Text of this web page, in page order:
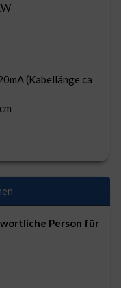
(Kabellänge ca
Person für